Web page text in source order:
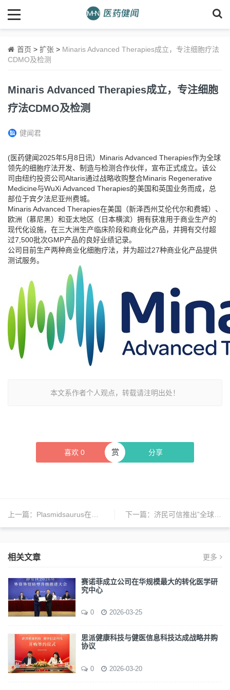
首页 > 扩张 > Minaris Advanced Therapies成立，专注细胞疗法
CDMO及检测
Minaris Advanced Therapies成立，专注细胞
疗法CDMO及检测
健闻君
(医药健闻2025年5月8日讯）Minaris Advanced Therapies作为全球
领先的细胞疗法开发、制造与检测合作伙伴，宣布正式成立。该公
司由纽约投资公司Altaris通过战略收购整合Minaris Regenerative
Medicine与WuXi Advanced Therapies的美国和英国业务而成，总
部位于宾夕法尼亚州费城。
Minaris Advanced Therapies在美国（新泽西州艾伦代尔和费城）、
欧洲（慕尼黑）和亚太地区（日本横滨）拥有获准用于商业生产的
现代化设施，在三大洲生产临床阶段和商业化产品，并拥有交付超
过7,500批次GMP产品的良好业绩记录。
公司目前生产两种商业化细胞疗法，并为超过27种商业化产品提供
测试服务。
本文系作者个人观点，转载请注明出处！
喜欢 0 分享
赏
上一篇： Plasmidsaurus在新加坡开设第十家全球实验室 下一篇： 济民可信推出”全球合作伙伴计划”
相关文章 更多
赛诺菲成立公司在华规模最大的转化医学研
究中心
0 2026-03-25
思派健康科技与健医信息科技达成战略并购
协议
0 2026-03-20